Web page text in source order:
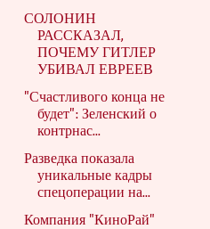
СОЛОНИН
РАССКАЗАЛ,
ПОЧЕМУ ГИТЛЕР
УБИВАЛ ЕВРЕЕВ
"Счастливого конца не
будет": Зеленский о
контрнас...
Разведка показала
уникальные кадры
спецоперации на...
Компания "КиноРай"